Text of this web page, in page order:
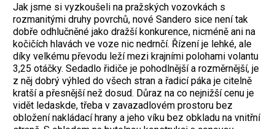
Jak jsme si vyzkoušeli na pražských vozovkách s
rozmanitými druhy povrchů, nové Sandero sice není tak
dobře odhlučněné jako dražší konkurence, nicméně ani na
kočičích hlavách ve voze nic nedrnčí. Řízení je lehké, ale
díky velkému převodu leží mezi krajními polohami volantu
3,25 otáčky. Sedadlo řidiče je pohodlnější a rozměrnější, je
z něj dobrý výhled do všech stran a řadicí páka je citelně
kratší a přesnější než dosud. Důraz na co nejnižší cenu je
vidět ledaskde, třeba v zavazadlovém prostoru bez
obložení nakládací hrany a jeho víku bez obkladu na vnitřní